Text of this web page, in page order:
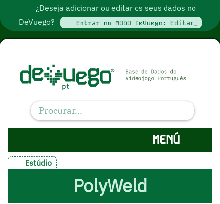
¿Deseja adicionar ou editar os seus dados no
DeVuego?
Entrar no MODO DeVuego: Editar_
MENÚ
Estúdio
PolyWeld